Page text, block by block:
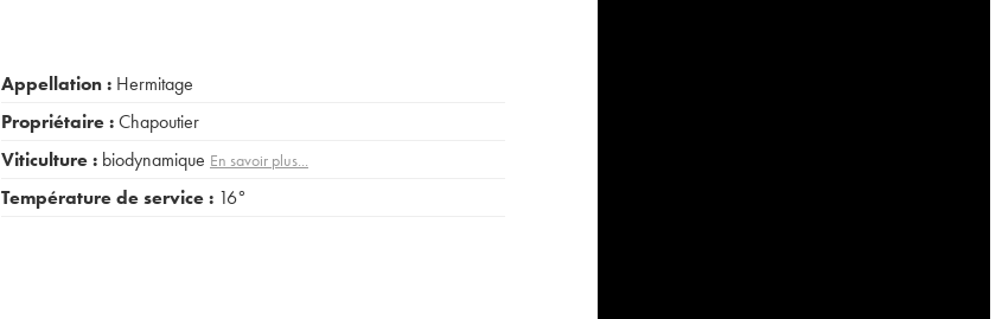
Appellation : Hermitage
Propriétaire :Chapoutier
Viticulture : biodynamique En savoir plus...
Température de service : 16°